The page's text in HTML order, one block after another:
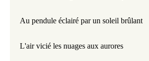
Au pendule éclairé par un soleil brûlant
L'air vicié les nuages aux aurores